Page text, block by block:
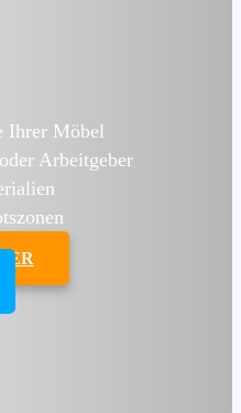
Ihrer Möbel
Arbeitgeber